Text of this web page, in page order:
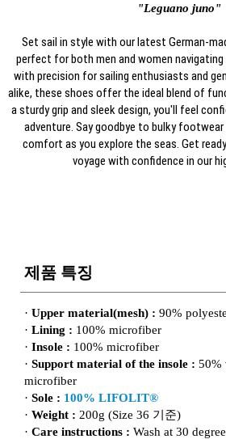
"Leguano juno"
Set sail in style with our latest German-
perfect for both men and women
with precision for sailing enthusiasts and
alike, these shoes offer the ideal blend of
a sturdy grip and sleek design, you'll feel
adventure. Say goodbye to bulky
comfort as you explore the seas. Get
voyage with confidence in our
제품 특징
· Upper material(mesh) : 90%
· Lining : 100% microfiber
· Insole : 100% microfiber
· Support material of the insole : 50%
microfiber
· Sole : 100% LIFOLIT®
· Weight : 200g (Size 36 기준)
· Care instructions : Wash at 30